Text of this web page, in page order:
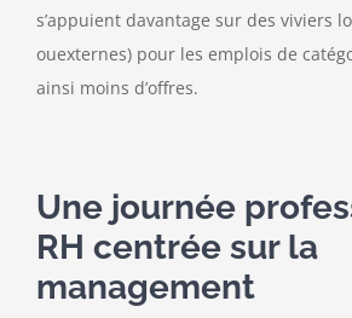
s’appuient davantage sur des viviers
ouexternes) pour les emplois de
ainsi moins d’offres.
Une journée
RH centrée sur la
management